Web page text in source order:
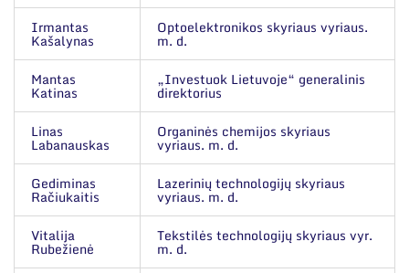
Irmantas
Kašalynas
Optoelektronikos skyriaus vyriaus.
m. d.
Mantas
Katinas
„Investuok Lietuvoje“ generalinis
direktorius
Linas
Labanauskas
Organinės chemijos skyriaus
vyriaus. m. d.
Gediminas
Račiukaitis
Lazerinių technologijų skyriaus
vyriaus. m. d.
Vitalija
Rubežienė
Tekstilės technologijų skyriaus vyr.
m. d.